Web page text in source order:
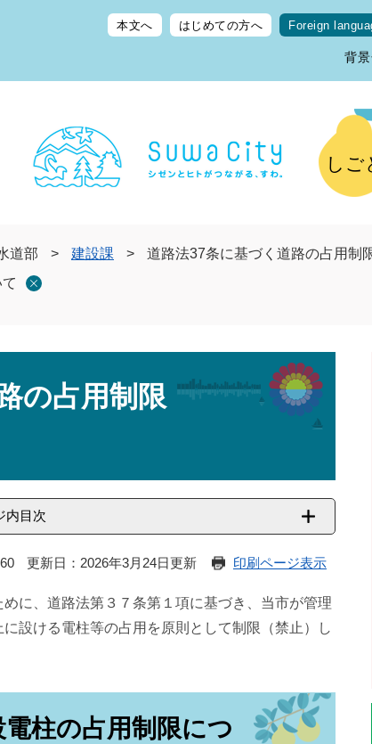
本文へ はじめての方へ Foreign
背
しご
道部 > 建設課 >
道路法37条に基づく道路の占用制
の占用制限
内目次
更新日：2026年3月24日更新 印刷ページ表示
に、道路法第３７条第１項に基づき、当市が管理
設ける電柱等の占用を原則として制限（禁止）し
柱の占用制限につ